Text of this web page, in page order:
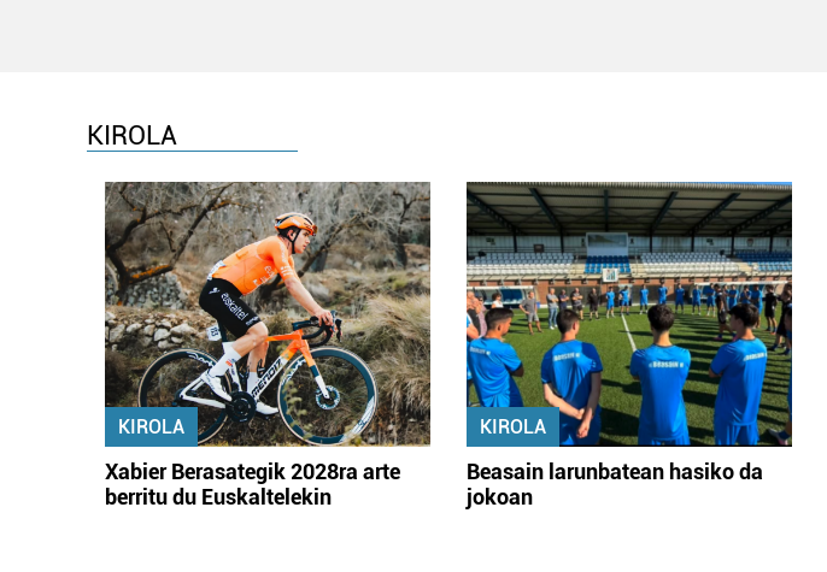
KIROLA
KIROLA
Xabier Berasategik 2028ra arte
berritu du Euskaltelekin
KIROLA
Beasain larunbatean hasiko da
jokoan